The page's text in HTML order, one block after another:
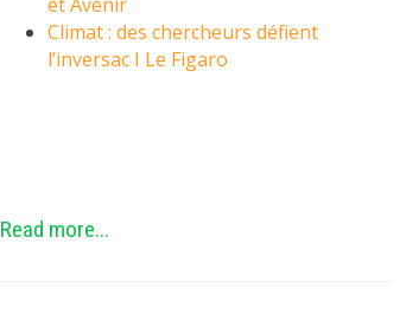
Climat : des chercheurs défient
l’inversac I Le Figaro
Read more...